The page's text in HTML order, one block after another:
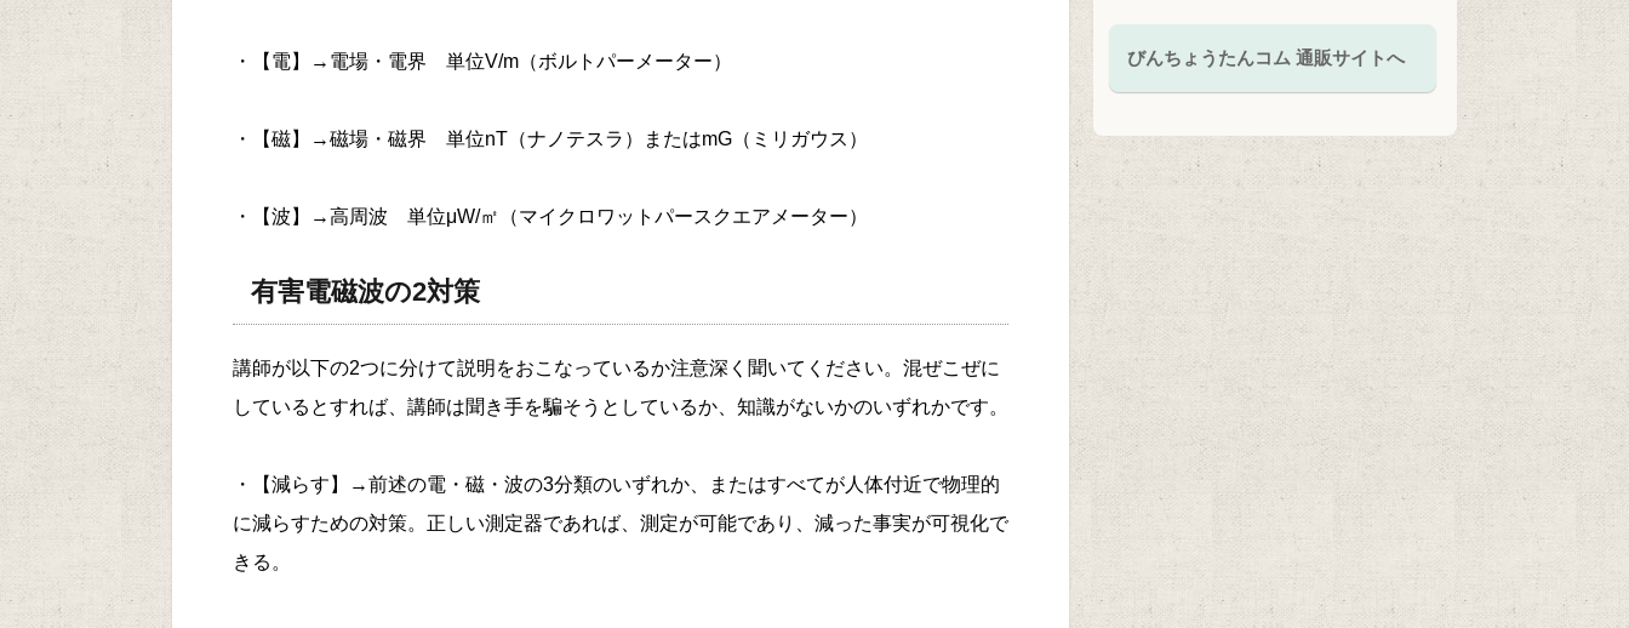
・【電】→電場・電界 単位V‌/‌m（ボルトパーメーター）
・【磁】→磁場・磁界 単位nT（ナノテスラ）またはmG（ミリガウス）
・【波】→高周波 単位μ‌W‌/㎡（マイクロワットパースクエアメーター）
有害電磁波の2対策
講師が以下の2つに分けて説明をおこなっているか注意深く聞いてください。混ぜこぜに
しているとすれば、講師は聞き手を騙そうとしているか、知識がないかのいずれかです。
・【減らす】→前述の電・磁・波の3分類のいずれか、またはすべてが人体付近で物理的
に減らすための対策。正しい測定器であれば、測定が可能であり、減った事実が可視化で
きる。
びんちょうたんコム 通販サイトへ